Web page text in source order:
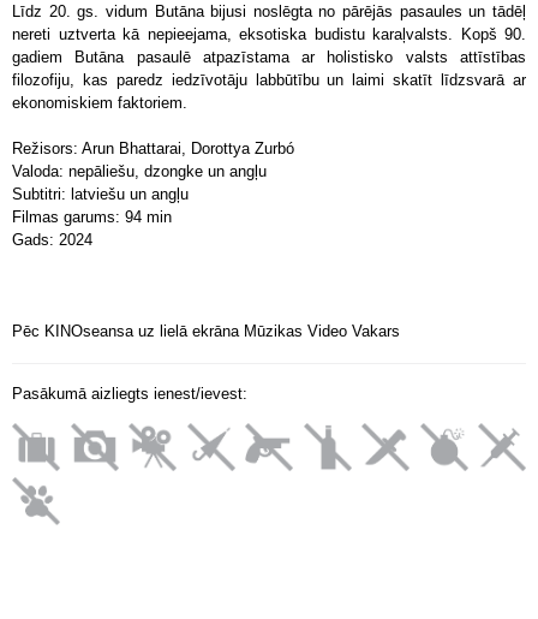
Līdz 20. gs. vidum Butāna bijusi noslēgta no pārējās pasaules un tādēļ
nereti uztverta kā nepieejama, eksotiska budistu karaļvalsts. Kopš 90.
gadiem Butāna pasaulē atpazīstama ar holistisko valsts attīstības
filozofiju, kas paredz iedzīvotāju labbūtību un laimi skatīt līdzsvarā ar
ekonomiskiem faktoriem.
Režisors: Arun Bhattarai, Dorottya Zurbó
Valoda: nepāliešu, dzongke un angļu
Subtitri: latviešu un angļu
Filmas garums: 94 min
Gads: 2024
Pēc KINOseansa uz lielā ekrāna Mūzikas Video Vakars
Pasākumā aizliegts ienest/ievest: